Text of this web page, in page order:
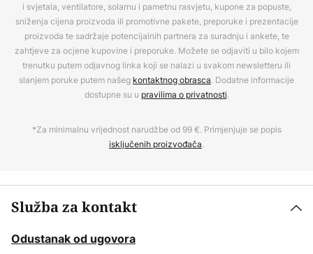
i svjetala, ventilatore, solarnu i pametnu rasvjetu, kupone za popuste,
sniženja cijena proizvoda ili promotivne pakete, preporuke i prezentacije
proizvoda te sadržaje potencijalnih partnera za suradnju i ankete, te
zahtjeve za ocjene kupovine i preporuke. Možete se odjaviti u bilo kojem
trenutku putem odjavnog linka koji se nalazi u svakom newsletteru ili
slanjem poruke putem našeg kontaktnog obrasca. Dodatne informacije
dostupne su u pravilima o privatnosti.
*Za minimalnu vrijednost narudžbe od 99 €. Primjenjuje se popis
isključenih proizvođača.
Služba za kontakt
Odustanak od ugovora